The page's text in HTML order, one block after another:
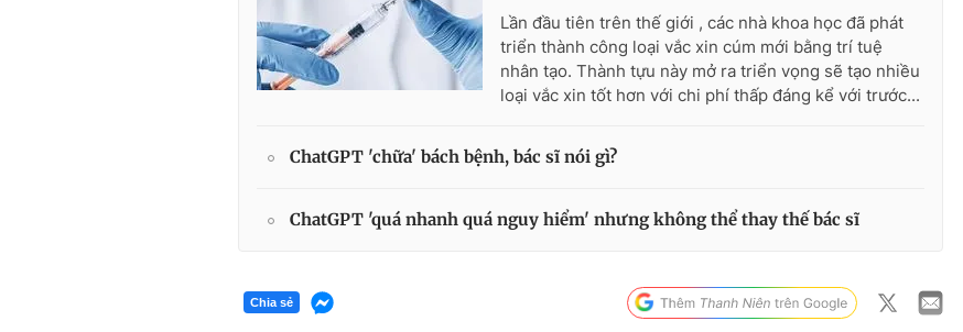
Lần đầu tiên trên thế giới , các nhà khoa học đã phát
triển thành công loại vắc xin cúm mới bằng trí tuệ
nhân tạo. Thành tựu này mở ra triển vọng sẽ tạo nhiều
loại vắc xin tốt hơn với chi phí thấp đáng kể với trước...
ChatGPT 'chữa' bách bệnh, bác sĩ nói gì?
ChatGPT 'quá nhanh quá nguy hiểm' nhưng không thể thay thế bác sĩ
Chia sẻ